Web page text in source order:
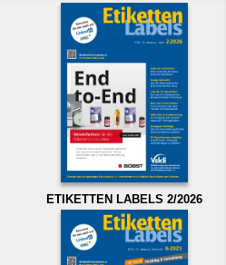
ETIKETTEN LABELS 2/2026